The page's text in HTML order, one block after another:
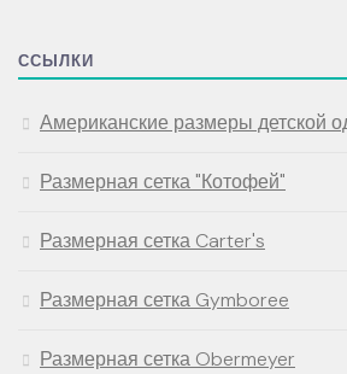
ССЫЛКИ
Американские размеры детской
Размерная сетка "Котофей"
Размерная сетка Carter's
Размерная сетка Gymboree
Размерная сетка Obermeyer